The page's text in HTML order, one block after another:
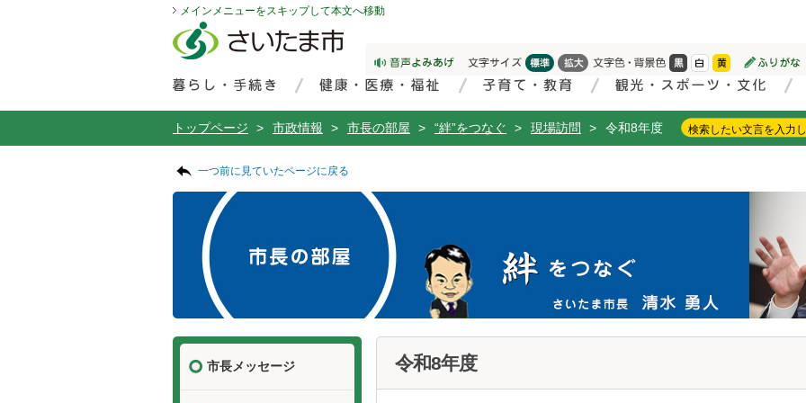
メインメニューをスキップして本文へ移動
トップページ > 市政情報 > 市長の部屋 > “絆”をつなぐ > 現場訪問 > 令和8年度
一つ前に見ていたページに戻る
令和8年度
市長メッセージ